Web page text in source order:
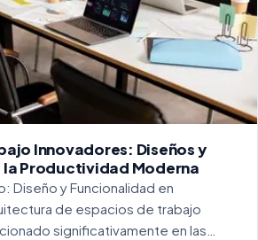
Innovadores: Diseños y
Productividad Moderna
Diseño y Funcionalidad en
de espacios de trabajo
significativamente en las